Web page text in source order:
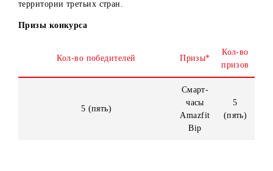
вправе отстранять от участия в конкурсе участников с
удалением их комментариев при выявлении случаев
конкурсе посредством схожих (одинаковых) аккаунтов,
использование фейковых аккаунтов и т.д.).
Информация об онлайн-сервисе lizaonair.com
lizaonair.com – онлайн-сервис по автоматическому
выявлению комментариев и лайков в Instagram и